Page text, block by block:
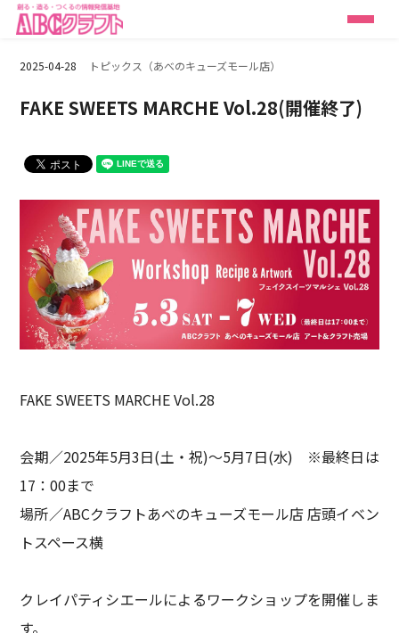
2025-04-28 トピックス（あべのキューズモール店）
FAKE SWEETS MARCHE Vol.28(開催終了)
FAKE SWEETS MARCHE Vol.28
会期／2025年5月3日(土・祝)～5月7日(水) ※最終日は
17：00まで
場所／ABCクラフトあべのキューズモール店 店頭イベン
トスペース横
クレイパティシエールによるワークショップを開催しま
す。